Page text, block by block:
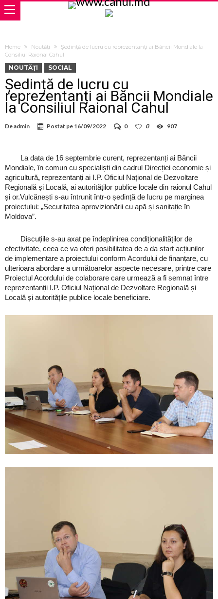
Home Noutăți
Ședință de lucru cu reprezentanți ai Băncii Mondiale la
Consiliul Raional Cahul
NOUTĂȚI SOCIAL
Ședință de lucru cu
reprezentanți ai Băncii Mondiale
la Consiliul Raional Cahul
Deadmin Postat pe 16/09/2022 0 0 907
La data de 16 septembrie curent, reprezentanți ai Băncii
Mondiale, în comun cu specialiști din cadrul Direcției economie și
agricultură, reprezentanți ai I.P. Oficiul Național de Dezvoltare
Regională și Locală, ai autorităților publice locale din raionul Cahul
și or.Vulcănești s-au întrunit într-o ședință de lucru pe marginea
proiectului: „Securitatea aprovizionării cu apă și sanitație în
Moldova”.
Discuțiile s-au axat pe îndeplinirea condiționalităților de
efectivitate, ceea ce va oferi posibilitatea de a da start acțiunilor
de implementare a proiectului conform Acordului de finanțare, cu
ulterioara abordare a următoarelor aspecte necesare, printre care
Proiectul Acordului de colaborare care urmează a fi semnat între
reprezentanții I.P. Oficiul Național de Dezvoltare Regională și
Locală și autoritățile publice locale beneficiare.